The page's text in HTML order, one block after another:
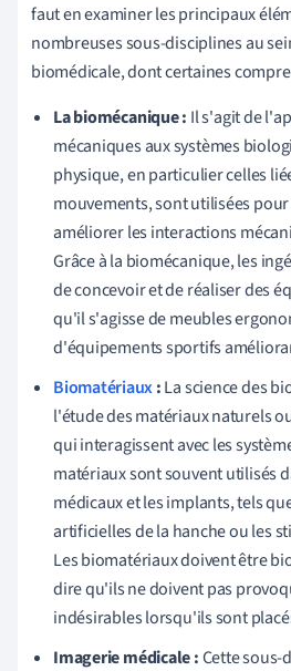
faut en examiner les principaux
nombreuses sous-disciplines au
biomédicale, dont certaines
La biomécanique : Il s'agit de
mécaniques aux systèmes
physique, en particulier celles
mouvements, sont utilisées
améliorer les interactions
Grâce à la biomécanique, les
de concevoir et de réaliser des
qu'il s'agisse de meubles
d'équipements sportifs
Biomatériaux:La science des
l'étude des matériaux naturels
qui interagissent avec les
matériaux sont souvent utilisés
médicaux et les implants, tels
artificielles de la hanche ou les
Les biomatériaux doivent être
dire qu'ils ne doivent pas
indésirables lorsqu'ils sont
Imagerie médicale :Cette